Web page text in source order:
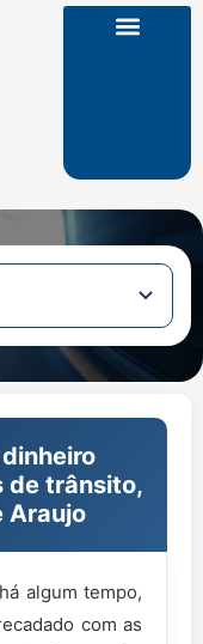
de trânsito,
Araujo
algum tempo,
com as